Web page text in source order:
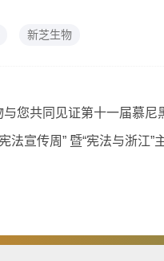
新芝生物
与您共同见证第十一届慕尼
法宣传周” 暨“宪法与浙江”